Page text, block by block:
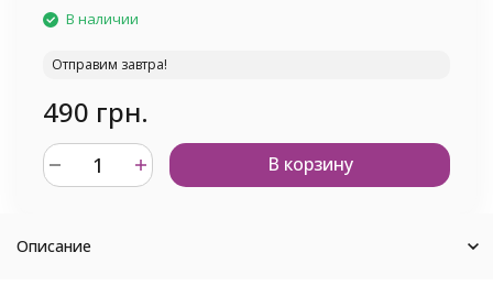
В наличии
Отправим завтра!
490 грн.
В корзину
Описание